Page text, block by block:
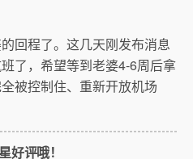
回程了。这几天刚发布消息
了，希望等到老婆4-6周后拿
被控制住、重新开放机场
好评哦！